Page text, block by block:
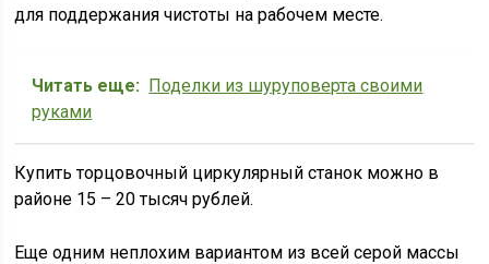
для поддержания чистоты на рабочем месте.
Читать еще: Поделки из шуруповерта своими
руками
Купить торцовочный циркулярный станок можно в
районе 15 – 20 тысяч рублей.
Еще одним неплохим вариантом из всей серой массы